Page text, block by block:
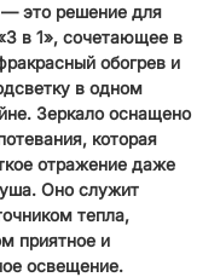
это решение для
в 1», сочетающее в
обогрев и
в одном
Зеркало оснащено
которая
отражение даже
Оно служит
тепла,
приятное и
освещение.